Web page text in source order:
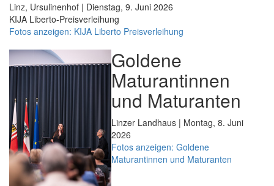
Linz, Ursulinenhof | Dienstag, 9. Juni 2026
KIJA Liberto-Preisverleihung
Fotos anzeigen: KIJA Liberto Preisverleihung
Goldene
Maturantinnen
und Maturanten
Linzer Landhaus | Montag, 8. Juni
2026
Fotos anzeigen: Goldene
Maturantinnen und Maturanten